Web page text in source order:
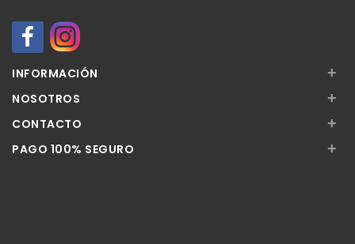
INFORMACIÓN +
NOSOTROS +
CONTACTO +
PAGO 100% SEGURO +